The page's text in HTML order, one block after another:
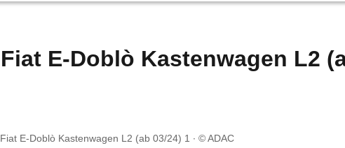
Fiat E-Doblò Kastenwagen L2
Fiat E-Doblò Kastenwagen L2 (ab 03/24) 1 © ADAC